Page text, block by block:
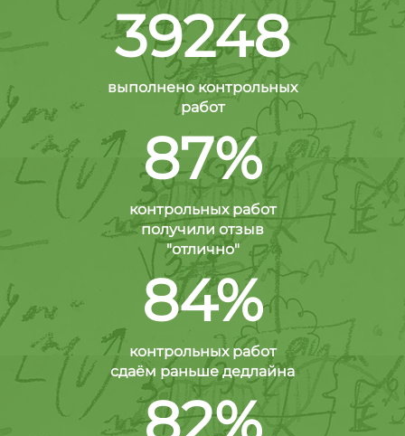
39248
выполнено контрольных
работ
87%
контрольных работ
получили отзыв
"отлично"
84%
контрольных работ
сдаём раньше дедлайна